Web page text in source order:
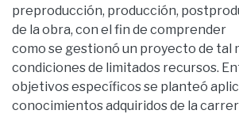
preproducción, producción,
de la obra, con el fin de comprender
como se gestionó un proyecto de tal
condiciones de limitados recursos.
objetivos específicos se planteó
conocimientos adquiridos de la